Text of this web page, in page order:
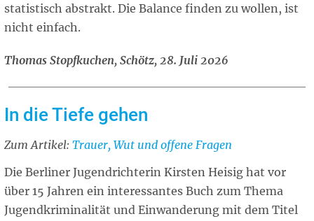
statistisch abstrakt. Die Balance finden zu wollen, ist
nicht einfach.
Thomas Stopfkuchen, Schötz, 28. Juli 2026
In die Tiefe gehen
Zum Artikel: Related
Trauer, Wut und offene Fragen
Die Berliner Jugendrichterin Kirsten Heisig hat vor
über 15 Jahren ein interessantes Buch zum Thema
Jugendkriminalität und Einwanderung mit dem Titel